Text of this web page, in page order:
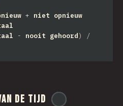
+ niet opnieuw
- nooit gehoord) /
de tijd